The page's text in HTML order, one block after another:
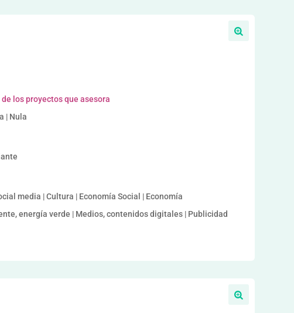
los proyectos que asesora
| Nula
media | Cultura | Economía Social | Economía
energía verde | Medios, contenidos digitales | Publicidad